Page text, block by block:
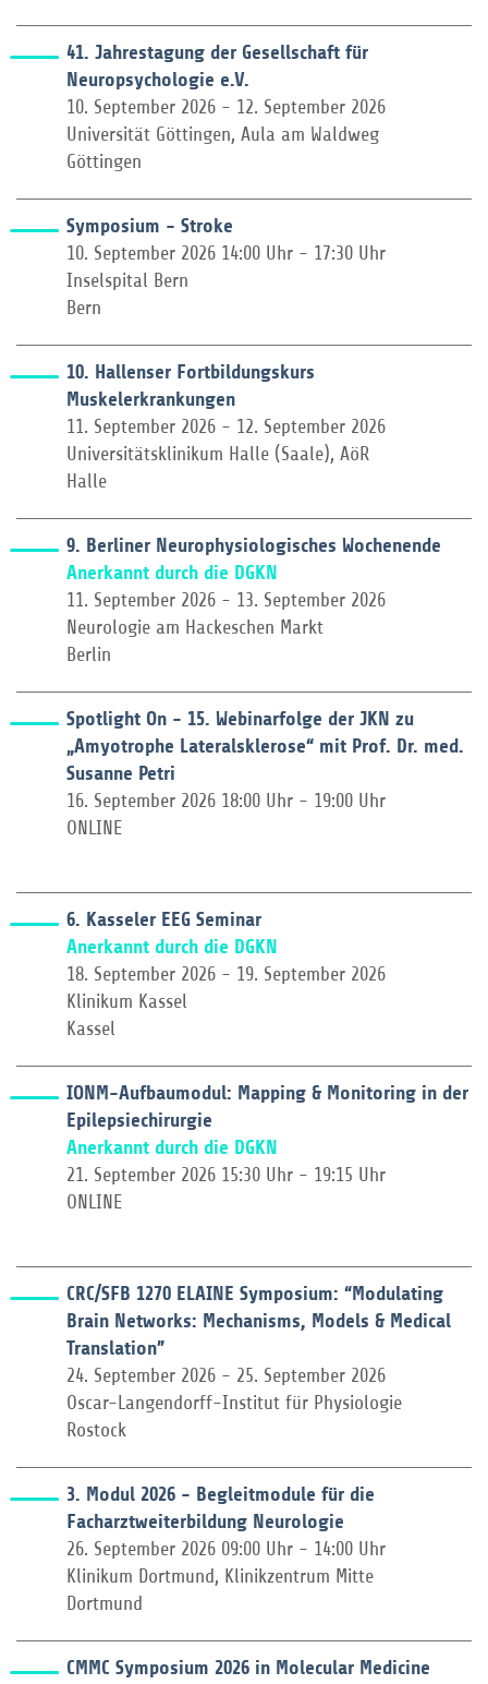
41. Jahrestagung der Gesellschaft für
Neuropsychologie e.V.
10. September 2026 - 12. September 2026
Universität Göttingen, Aula am Waldweg
Göttingen
Symposium - Stroke
10. September 2026 14:00 Uhr - 17:30 Uhr
Inselspital Bern
Bern
10. Hallenser Fortbildungskurs
Muskelerkrankungen
11. September 2026 - 12. September 2026
Universitätsklinikum Halle (Saale), AöR
Halle
9. Berliner Neurophysiologisches Wochenende
Anerkannt durch die DGKN
11. September 2026 - 13. September 2026
Neurologie am Hackeschen Markt
Berlin
Spotlight On - 15. Webinarfolge der JKN zu
„Amyotrophe Lateralsklerose“ mit Prof. Dr. med.
Susanne Petri
16. September 2026 18:00 Uhr - 19:00 Uhr
ONLINE
6. Kasseler EEG Seminar
Anerkannt durch die DGKN
18. September 2026 - 19. September 2026
Klinikum Kassel
Kassel
IONM-Aufbaumodul: Mapping & Monitoring in der
Epilepsiechirurgie
Anerkannt durch die DGKN
21. September 2026 15:30 Uhr - 19:15 Uhr
ONLINE
CRC/SFB 1270 ELAINE Symposium: “Modulating
Brain Networks: Mechanisms, Models & Medical
Translation”
24. September 2026 - 25. September 2026
Oscar-Langendorff-Institut für Physiologie
Rostock
3. Modul 2026 - Begleitmodule für die
Facharztweiterbildung Neurologie
26. September 2026 09:00 Uhr - 14:00 Uhr
Klinikum Dortmund, Klinikzentrum Mitte
Dortmund
CMMC Symposium 2026 in Molecular Medicine